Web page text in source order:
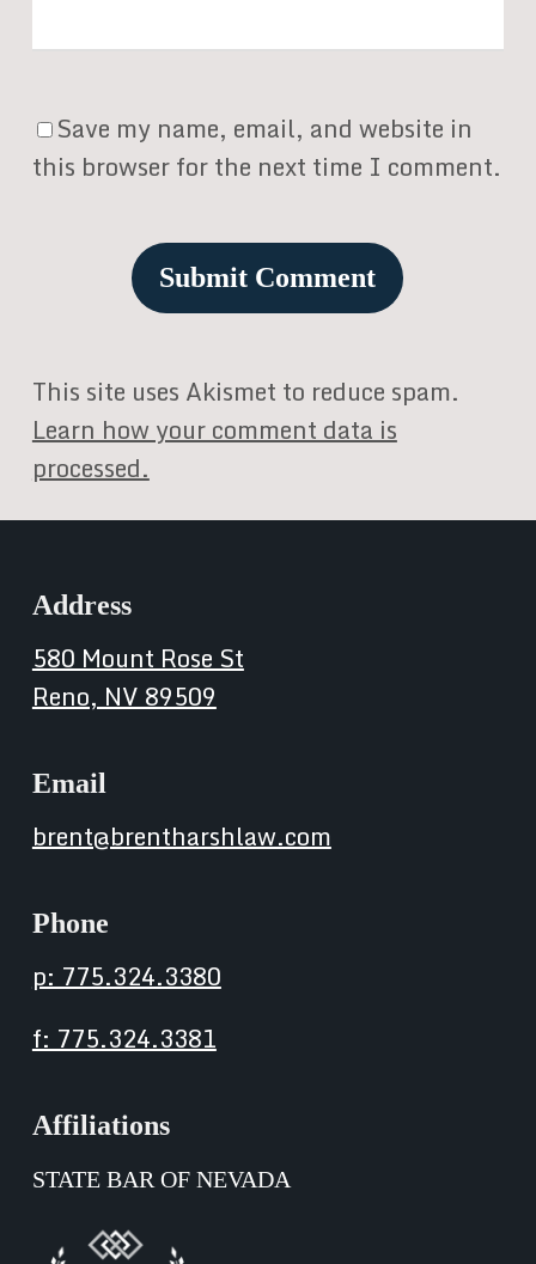
Save my name, email, and website in
this browser for the next time I comment.
This site uses Akismet to reduce spam.
Learn how your comment data is
processed.
Address
580 Mount Rose St
Reno, NV 89509
Email
brent@brentharshlaw.com
Phone
p: 775.324.3380
f: 775.324.3381
Affiliations
STATE BAR OF NEVADA